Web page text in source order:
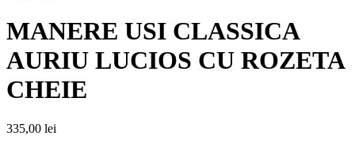
MANERE USI CLASSICA
AURIU LUCIOS CU ROZETA
CHEIE
335,00 lei